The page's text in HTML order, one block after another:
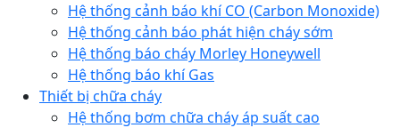
Hệ thống cảnh báo khí CO (Carbon Monoxide)
Hệ thống cảnh báo phát hiện cháy sớm
Hệ thống báo cháy Morley Honeywell
Hệ thống báo khí Gas
Thiết bị chữa cháy
Hệ thống bơm chữa cháy áp suất cao